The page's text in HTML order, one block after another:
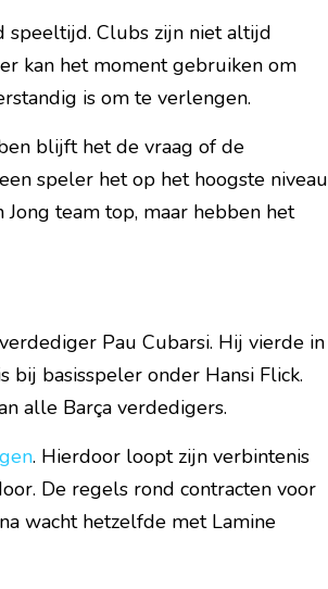
speeltijd. Clubs zijn niet altijd
kan het moment gebruiken om
is om te verlengen.
blijft het de vraag of de
speler het op het hoogste niveau
team top, maar hebben het
Pau Cubarsi. Hij vierde in
bij basisspeler onder Hansi Flick.
alle Barça verdedigers.
. Hierdoor loopt zijn verbintenis
De regels rond contracten voor
wacht hetzelfde met Lamine